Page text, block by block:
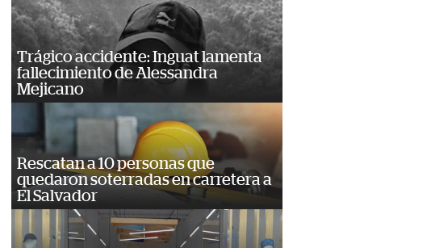
Trágico accidente: Inguat lamenta
fallecimiento de Alessandra
Mejicano
Rescatan a 10 personas que
quedaron soterradas en carretera a
El Salvador